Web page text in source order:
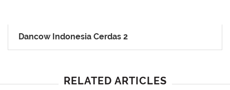
Dancow Indonesia Cerdas 2
RELATED ARTICLES